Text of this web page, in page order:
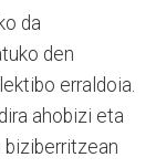
da
den
erraldoia.
ahobizi eta
biziberritzean